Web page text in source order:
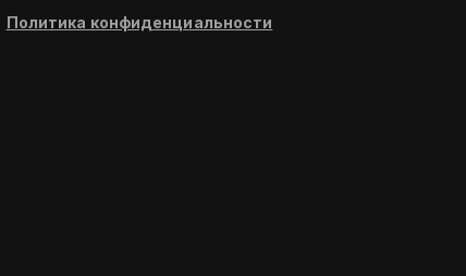
Политика конфиденциальности